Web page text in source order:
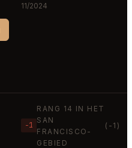
11/2024
−1
RANG 14 IN HET
SAN
FRANCISCO-
GEBIED
(-1)